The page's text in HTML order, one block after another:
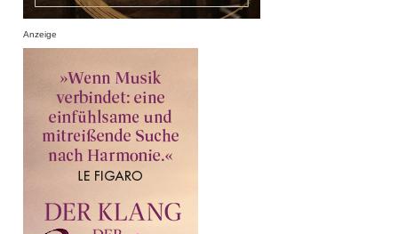
Anzeige